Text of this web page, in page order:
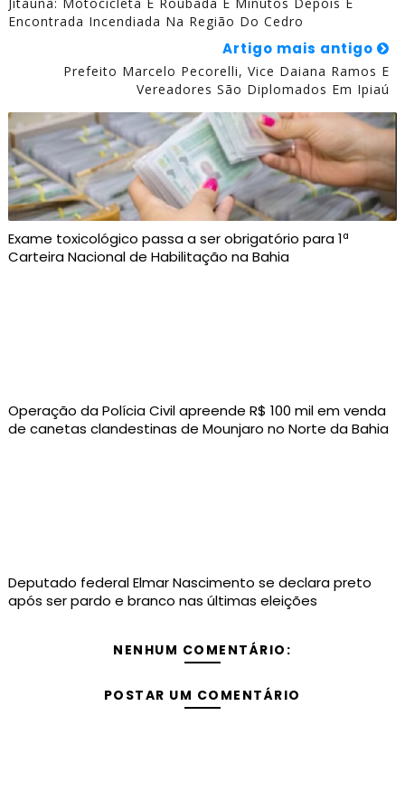
Encontrada Incendiada Na Região Do Cedro
Artigo mais antigo
Prefeito Marcelo Pecorelli, Vice Daiana Ramos E
Vereadores São Diplomados Em Ipiaú
Exame toxicológico passa a ser obrigatório para 1ª
Carteira Nacional de Habilitação na Bahia
Operação da Polícia Civil apreende R$ 100 mil em venda
de canetas clandestinas de Mounjaro no Norte da Bahia
Deputado federal Elmar Nascimento se declara preto
após ser pardo e branco nas últimas eleições
NENHUM COMENTÁRIO:
POSTAR UM COMENTÁRIO